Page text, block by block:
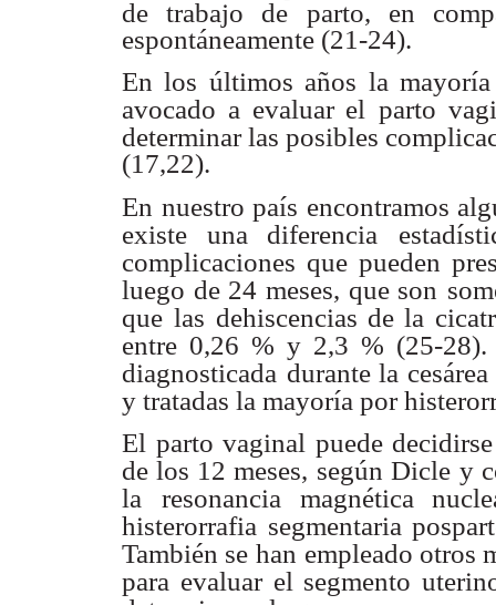
de trabajo de parto, en
espontáneamente (21-24).
En los últimos años la
avocado a evaluar el parto
determinar las posibles
(17,22).
En nuestro país encontramos
existe una diferencia
complicaciones que pueden
luego de 24 meses, que son
que las dehiscencias de la
entre 0,26 % y 2,3 % (25-28).
diagnosticada durante la
y tratadas la mayoría por
El parto vaginal puede
de los 12 meses, según Dicle y
la
resonancia magnética
histerorrafia segmentaria
También se han empleado otros
para evaluar el segmento